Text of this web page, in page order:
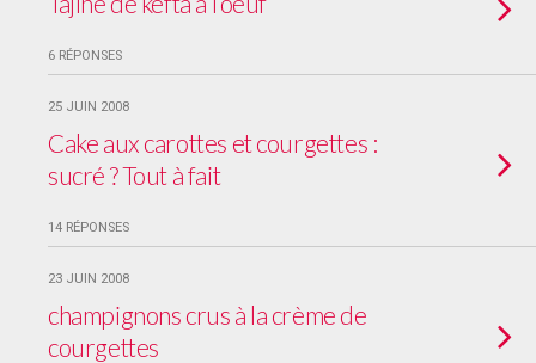
6 RÉPONSES
25 JUIN 2008
Cake aux carottes et courgettes :
sucré ? Tout à fait
14 RÉPONSES
23 JUIN 2008
champignons crus à la crème de
courgettes